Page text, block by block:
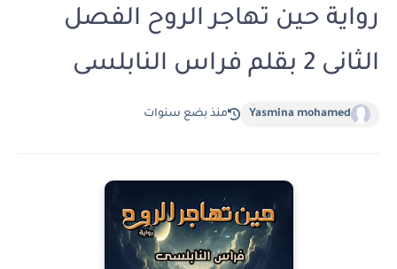
رواية حين تهاجر الروح الفصل
الثانى 2 بقلم فراس النابلسى
Yasmina mohamed منذ بضع سنوات